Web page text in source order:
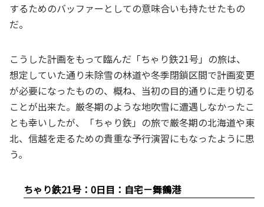
するためのバッファーとしての意味合いも持たせたもの
だ。
こうした計画をもって臨んだ「ちゃり鉄21号」の旅は、
想定していた通り未除雪の林道や冬季閉鎖区間で計画変更
が必要になったものの、概ね、当初の目的通りに走り切る
ことが出来た。厳冬期のような地吹雪に遭遇しなかったこ
とも幸いしたが、「ちゃり鉄」の旅で厳冬期の北海道や東
北、信越を走るための貴重な予行演習にもなったように思
う。
ちゃり鉄21号：0日目：自宅－舞鶴港